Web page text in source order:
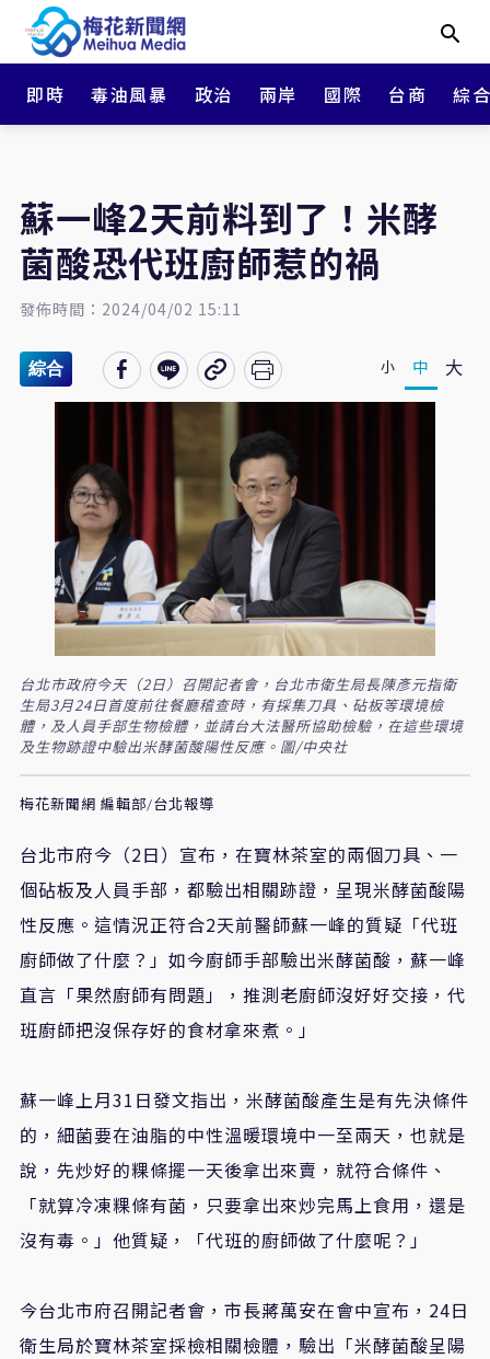
即時 毒油風暴 政治 兩岸 國際 台商 綜
蘇一峰2天前料到了！米酵
菌酸恐代班廚師惹的禍
發佈時間：2024/04/02 15:11
綜合 小 中 大
台北市政府今天（2日）召開記者會，台北市衛生局長陳彥元指衛
生局3月24日首度前往餐廳稽查時，有採集刀具、砧板等環境檢
體，及人員手部生物檢體，並請台大法醫所協助檢驗，在這些環境
及生物跡證中驗出米酵菌酸陽性反應。圖/中央社
梅花新聞網 編輯部/台北報導
台北市府今（2日）宣布，在寶林茶室的兩個刀具、一
個砧板及人員手部，都驗出相關跡證，呈現米酵菌酸陽
性反應。這情況正符合2天前醫師蘇一峰的質疑「代班
廚師做了什麼？」如今廚師手部驗出米酵菌酸，蘇一峰
直言「果然廚師有問題」，推測老廚師沒好好交接，代
班廚師把沒保存好的食材拿來煮。」
蘇一峰上月31日發文指出，米酵菌酸產生是有先決條件
的，細菌要在油脂的中性溫暖環境中一至兩天，也就是
說，先炒好的粿條擺一天後拿出來賣，就符合條件、
「就算冷凍粿條有菌，只要拿出來炒完馬上食用，還是
沒有毒。」他質疑，「代班的廚師做了什麼呢？」
今台北市府召開記者會，市長蔣萬安在會中宣布，24日
衛生局於寶林茶室採檢相關檢體，驗出「米酵菌酸呈陽